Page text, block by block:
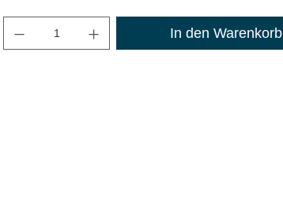
Maximale Bestellmenge: 1200
In den Warenkorb